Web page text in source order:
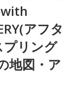
with
アフタ
プリング
地図・ア